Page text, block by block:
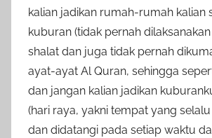
kalian jadikan rumah-rumah kalian
kuburan (tidak pernah
shalat dan juga tidak pernah
ayat-ayat Al Quran, sehingga
dan jangan kalian jadikan
(hari raya, yakni tempat yang
dan didatangi pada setiap waktu